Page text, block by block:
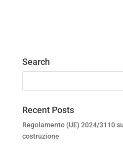
Search
Recent Posts
Regolamento (UE) 2024/3110
costruzione